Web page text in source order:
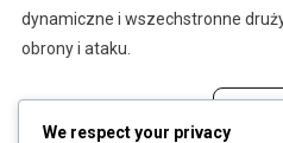
dynamiczne i wszechstronne
obrony i ataku.
Read
We respect your privacy